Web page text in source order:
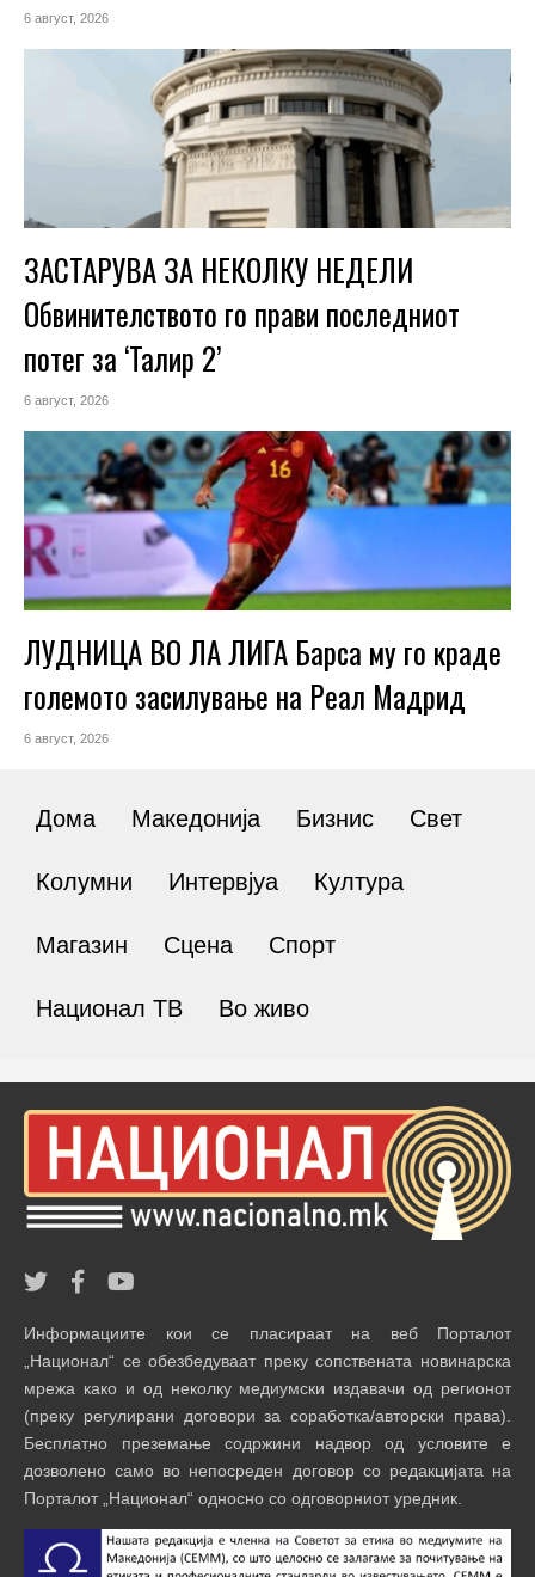
6 август, 2026
ЗАСТАРУВА ЗА НЕКОЛКУ НЕДЕЛИ
Обвинителството го прави последниот
потег за ‘Талир 2’
6 август, 2026
ЛУДНИЦА ВО ЛА ЛИГА Барса му го краде
големото засилување на Реал Мадрид
6 август, 2026
Дома Македонија Бизнис Свет
Колумни Интервјуа Култура
Магазин Сцена Спорт
Национал ТВ Во живо
Информациите кои се пласираат на веб Порталот
„Национал“ се обезбедуваат преку сопствената новинарска
мрежа како и од неколку медиумски издавачи од регионот
(преку регулирани договори за соработка/авторски права).
Бесплатно преземање содржини надвор од условите е
дозволено само во непосреден договор со редакцијата на
Порталот „Национал“ односно со одговорниот уредник.